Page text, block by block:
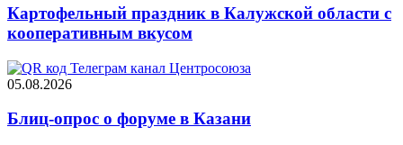
Картофельный праздник в Калужской области с
кооперативным вкусом
05.08.2026
Блиц-опрос о форуме в Казани